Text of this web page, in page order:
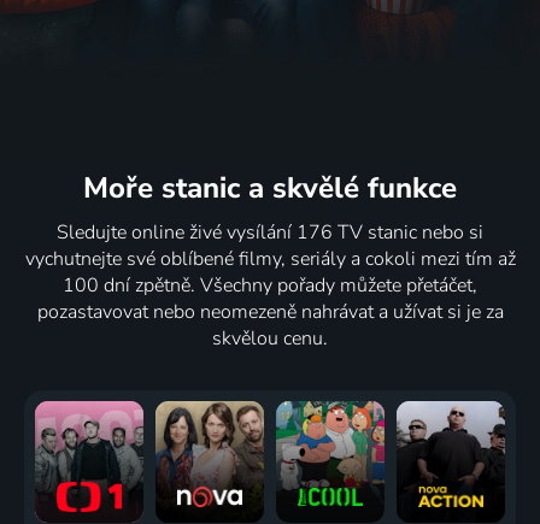
Moře stanic a skvělé funkce
Sledujte online živé vysílání 176 TV stanic nebo si
vychutnejte své oblíbené filmy, seriály a cokoli mezi tím až
100 dní zpětně. Všechny pořady můžete přetáčet,
pozastavovat nebo neomezeně nahrávat a užívat si je za
skvělou cenu.